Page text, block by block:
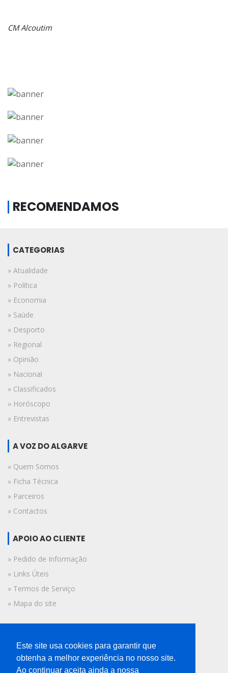
CM Alcoutim
RECOMENDAMOS
CATEGORIAS
» Atualidade
» Política
» Economia
» Saúde
» Desporto
» Regional
» Opinião
» Nacional
» Classificados
» Horóscopo
» Entrevistas
A VOZ DO ALGARVE
» Quem Somos
» Ficha Técnica
» Parceiros
» Contactos
APOIO AO CLIENTE
» Pedido de Informação
» Links Úteis
» Termos de Serviço
» Mapa do site
© 2019 A Voz do Algarve.
Todos os direitos reservados.
Este site usa cookies para garantir que
obtenha a melhor experiência no nosso site.
Ao continuar aceita ainda a nossa